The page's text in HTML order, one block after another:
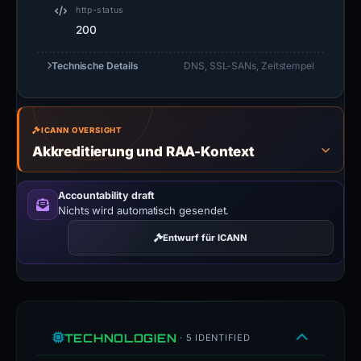
http-status
200
Technische Details DNS, SSL-SANs, Zeitstempel
ICANN OVERSIGHT
Akkreditierung und RAA-Kontext
Accountability draft
Nichts wird automatisch gesendet.
Entwurf für ICANN
TECHNOLOGIEN · 5 IDENTIFIED